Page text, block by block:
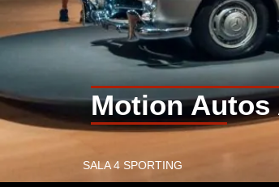
Motion Autos
SALA 4 SPORTING